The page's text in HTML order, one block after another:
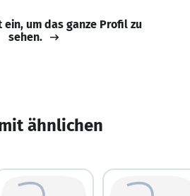
ein, um das ganze Profil zu
sehen.
ähnlichen